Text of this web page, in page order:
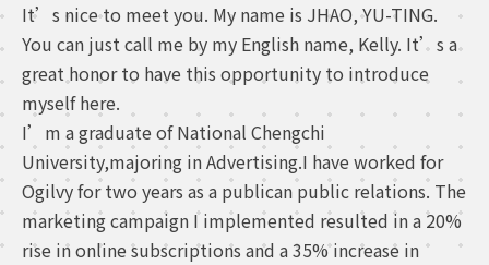
It’s nice to meet you. My name is JHAO, YU-TING.
You can just call me by my English name, Kelly. It’s a
great honor to have this opportunity to introduce
myself here.
I’m a graduate of National Chengchi
University,majoring in Advertising.I have worked for
Ogilvy for two years as a publican public relations. The
marketing campaign I implemented resulted in a 20%
rise in online subscriptions and a 35% increase in